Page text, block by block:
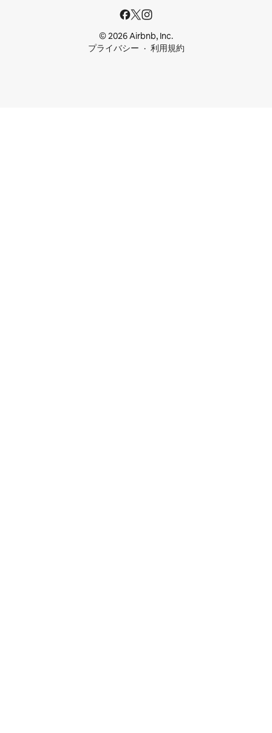
© 2026 Airbnb, Inc.
プライバシー
利用規約